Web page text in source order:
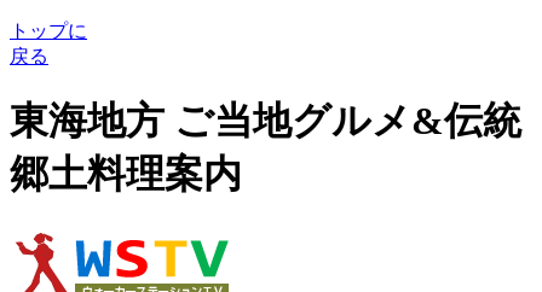
トップに
戻る
東海地方 ご当地グルメ&伝統
郷土料理案内